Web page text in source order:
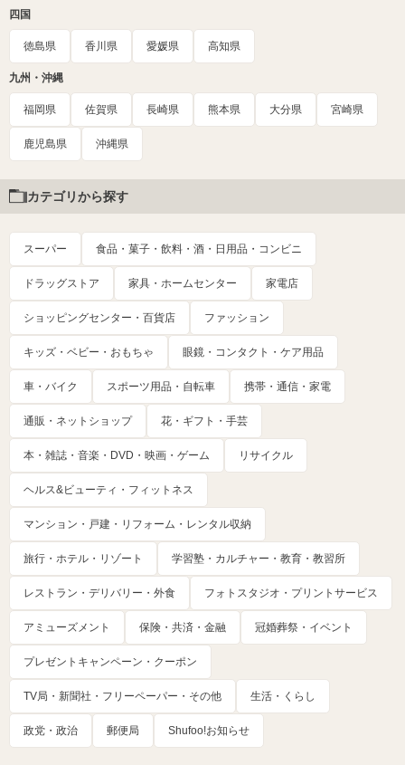
四国
徳島県 香川県 愛媛県 高知県
九州・沖縄
福岡県 佐賀県 長崎県 熊本県 大分県 宮崎県
鹿児島県 沖縄県
カテゴリから探す
スーパー 食品・菓子・飲料・酒・日用品・コンビニ
ドラッグストア 家具・ホームセンター 家電店
ショッピングセンター・百貨店 ファッション
キッズ・ベビー・おもちゃ 眼鏡・コンタクト・ケア用品
車・バイク スポーツ用品・自転車 携帯・通信・家電
通販・ネットショップ 花・ギフト・手芸
本・雑誌・音楽・DVD・映画・ゲーム リサイクル
ヘルス&ビューティ・フィットネス
マンション・戸建・リフォーム・レンタル収納
旅行・ホテル・リゾート 学習塾・カルチャー・教育・教習所
レストラン・デリバリー・外食 フォトスタジオ・プリントサービス
アミューズメント 保険・共済・金融 冠婚葬祭・イベント
プレゼントキャンペーン・クーポン
TV局・新聞社・フリーペーパー・その他 生活・くらし
政党・政治 郵便局 Shufoo!お知らせ